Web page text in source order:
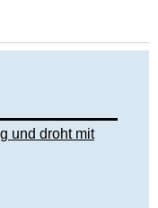
und droht mit